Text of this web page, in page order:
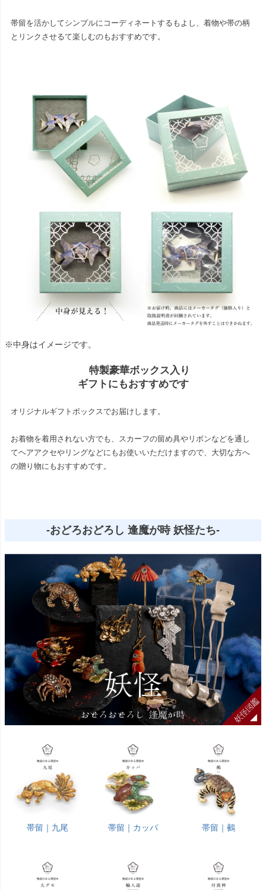
帯留を活かしてシンプルにコーディネートするもよし、着物や帯の柄
とリンクさせるて楽しむのもおすすめです。
※中身はイメージです。
特製豪華ボックス入り
ギフトにもおすすめです
オリジナルギフトボックスでお届けします。
お着物を着用されない方でも、スカーフの留め具やリボンなどを通し
てヘアアクセやリングなどにもお使いいただけますので、大切な方へ
の贈り物にもおすすめです。
-おどろおどろし 逢魔が時 妖怪たち-
帯留｜九尾 帯留｜カッパ 帯留｜鵺